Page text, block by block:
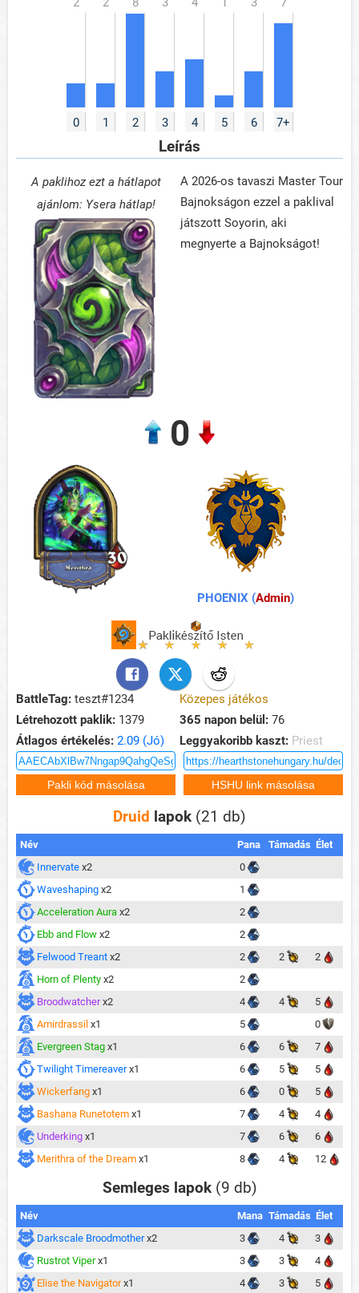
0 1 2 3 4 5 6 7+
Leírás
A paklihoz ezt a hátlapot
ajánlom: Ysera hátlap!
A 2026-os tavaszi Master Tour
Bajnokságon ezzel a paklival
játszott Soyorin, aki
megnyerte a Bajnokságot!
0
PHOENIX (Admin)
BattleTag: teszt#1234
Közepes játékos
Létrehozott paklik: 1379 365 napon belül: 76
Átlagos értékelés: 2.09 (Jó) Leggyakoribb kaszt: Priest
Druid lapok (21 db)
Név Pana Támadás Élet
Innervate x2
0
Waveshaping x2
1
Acceleration Aura x2
2
Ebb and Flow x2
2
Felwood Treant x2 2 2
2
Horn of Plenty x2
2
Broodwatcher x2 4 4
5
Amirdrassil x1 5
0
Evergreen Stag x1 6 6
7
Twilight Timereaver x1 6 5
5
Wickerfang x1 6 0
5
Bashana Runetotem x1 7 4
4
Underking x1 7 6
6
Merithra of the Dream x1 8 4 12
Semleges lapok (9 db)
Név Mana Támadás Élet
Darkscale Broodmother x2 3 4
3
Rustrot Viper x1 3 3
4
Elise the Navigator x1 4 3 5